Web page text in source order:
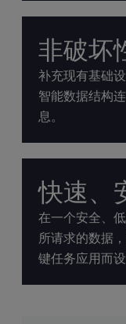
非破坏
补充现有基础
智能数据结构
息。
快速、
在一个安全、
所请求的数据
键任务应用而